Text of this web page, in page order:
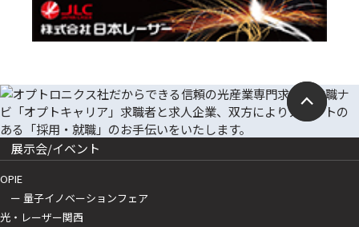
展示会/イベント
OPIE
ー 量子イノベーションフェア
光・レーザー関西